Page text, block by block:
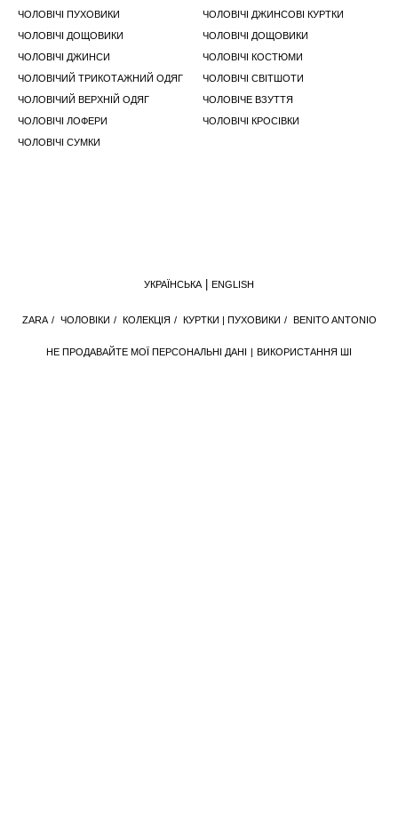
ЧОЛОВІЧІ ПУХОВИКИ
ЧОЛОВІЧІ ДЖИНСОВІ КУРТКИ
ЧОЛОВІЧІ ДОЩОВИКИ
ЧОЛОВІЧІ ДОЩОВИКИ
ЧОЛОВІЧІ ДЖИНСИ
ЧОЛОВІЧІ КОСТЮМИ
ЧОЛОВІЧИЙ ТРИКОТАЖНИЙ ОДЯГ
ЧОЛОВІЧІ СВІТШОТИ
ЧОЛОВІЧИЙ ВЕРХНІЙ ОДЯГ
ЧОЛОВІЧЕ ВЗУТТЯ
ЧОЛОВІЧІ ЛОФЕРИ
ЧОЛОВІЧІ КРОСІВКИ
ЧОЛОВІЧІ СУМКИ
НЕ ПРОДАВАЙТЕ МОЇ ПЕРСОНАЛЬНІ ДАНІ ВИКОРИСТАННЯ ШІ
ZARA / ЧОЛОВІКИ / КОЛЕКЦІЯ / КУРТКИ | ПУХОВИКИ / BENITO ANTONIO
УКРАЇНСЬКА ENGLISH